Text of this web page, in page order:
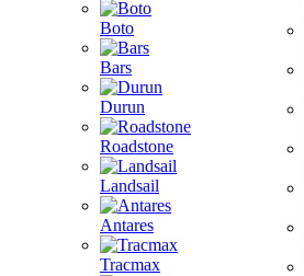
Boto
Bars
Durun
Roadstone
Landsail
Antares
Tracmax